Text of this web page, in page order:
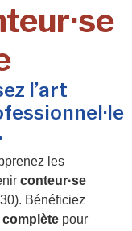
l’art
les
conteur·se
Bénéficiez
pour